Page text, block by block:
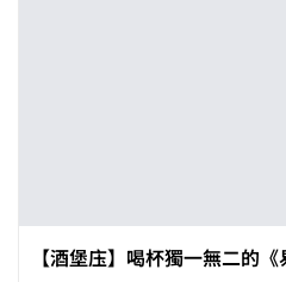
【酒堡庒】喝杯獨一無二的